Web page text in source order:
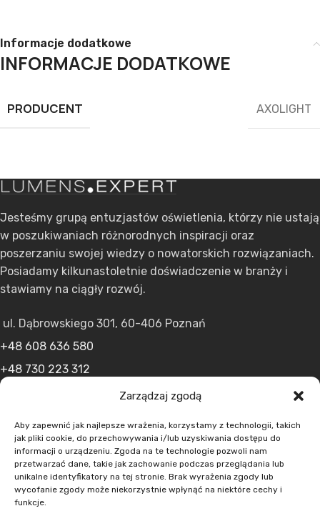
Zarządzaj zgodą
Aby zapewnić jak najlepsze wrażenia, korzystamy z technologii, takich
jak pliki cookie, do przechowywania i/lub uzyskiwania dostępu do
informacji o urządzeniu. Zgoda na te technologie pozwoli nam
przetwarzać dane, takie jak zachowanie podczas przeglądania lub
unikalne identyfikatory na tej stronie. Brak wyrażenia zgody lub
wycofanie zgody może niekorzystnie wpłynąć na niektóre cechy i
funkcje.
Informacje dodatkowe
INFORMACJE DODATKOWE
PRODUCENT AXOLIGHT
Jesteśmy grupą entuzjastów oświetlenia, którzy nie ustają
w poszukiwaniach różnorodnych inspiracji oraz
poszerzaniu swojej wiedzy o nowatorskich rozwiązaniach.
Posiadamy kilkunastoletnie doświadczenie w branży i
stawiamy na ciągły rozwój.
ul. Dąbrowskiego 301, 60-406 Poznań
+48 608 636 580
+48 730 223 312
MENU